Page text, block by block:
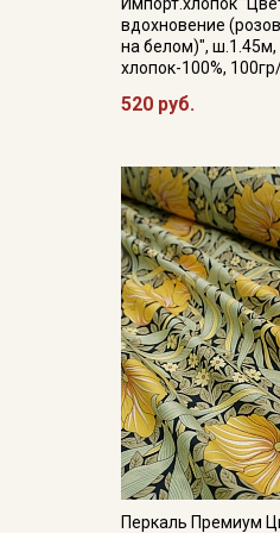
вдохновение
на белом)", ш.1.45м,
хлопок-100%,
520 руб.
Перкаль Премиум